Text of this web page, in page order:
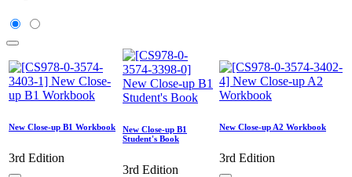
New Close-up B1 Workbook
3rd Edition
New Close-up B1
Student's Book
3rd Edition
New Close-up A2 Workbook
3rd Edition